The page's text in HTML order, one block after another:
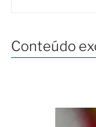
Conteúdo